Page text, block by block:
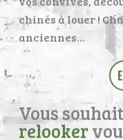
chinés à louer !
anciennes…
Vous
relooker